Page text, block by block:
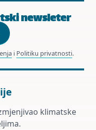
newsleter
i Politiku privatnosti.
klimatske